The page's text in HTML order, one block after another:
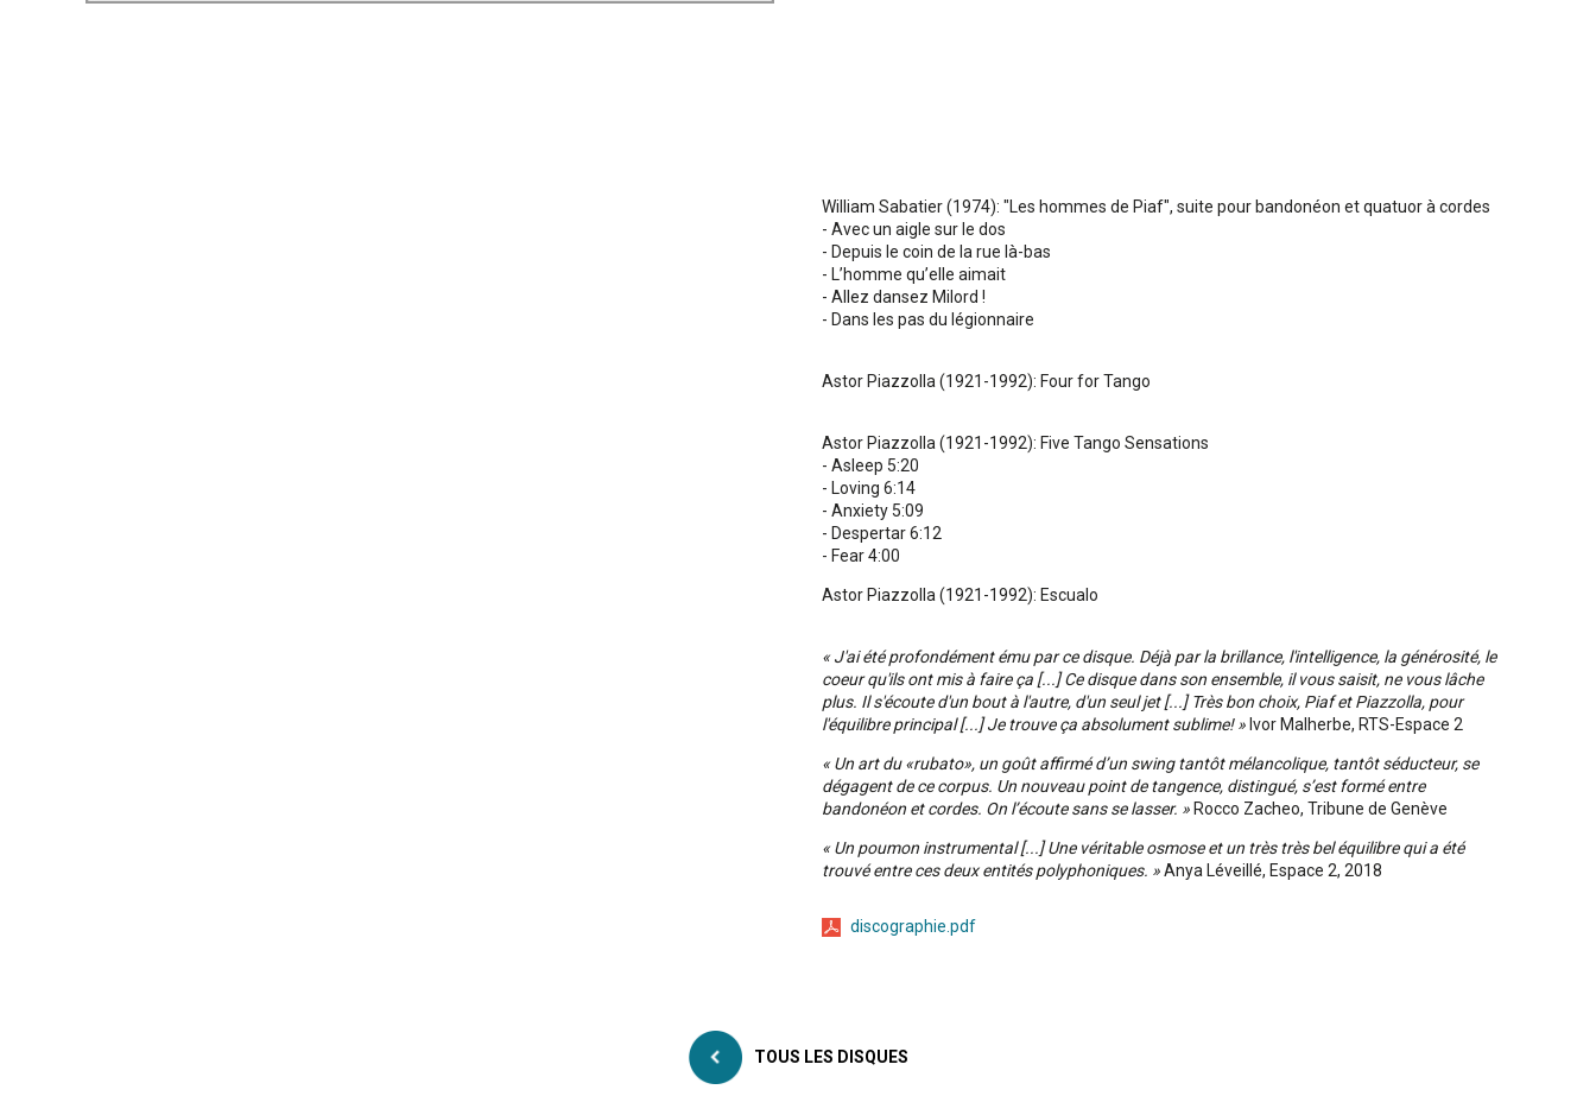
William Sabatier (1974): "Les hommes de Piaf", suite pour bandonéon et quatuor à cordes
- Avec un aigle sur le dos
- Depuis le coin de la rue là-bas
- L’homme qu’elle aimait
- Allez dansez Milord !
- Dans les pas du légionnaire
Astor Piazzolla (1921-1992): Four for Tango
Astor Piazzolla (1921-1992): Five Tango Sensations
- Asleep 5:20
- Loving 6:14
- Anxiety 5:09
- Despertar 6:12
- Fear 4:00
Astor Piazzolla (1921-1992): Escualo
« J'ai été profondément ému par ce disque. Déjà par la brillance, l'intelligence, la générosité, le
coeur qu'ils ont mis à faire ça [...] Ce disque dans son ensemble, il vous saisit, ne vous lâche
plus. Il s'écoute d'un bout à l'autre, d'un seul jet [...] Très bon choix, Piaf et Piazzolla, pour
l'équilibre principal [...] Je trouve ça absolument sublime! » Ivor Malherbe, RTS-Espace 2
« Un art du «rubato», un goût affirmé d’un swing tantôt mélancolique, tantôt séducteur, se
dégagent de ce corpus. Un nouveau point de tangence, distingué, s’est formé entre
bandonéon et cordes. On l’écoute sans se lasser. » Rocco Zacheo, Tribune de Genève
« Un poumon instrumental [...] Une véritable osmose et un très très bel équilibre qui a été
trouvé entre ces deux entités polyphoniques. »Anya Léveillé, Espace 2, 2018
discographie.pdf
TOUS LES DISQUES